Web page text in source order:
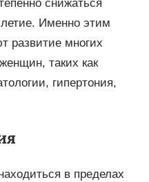
снижаться
Именно этим
развитие многих
таких как
гипертония,
в пределах